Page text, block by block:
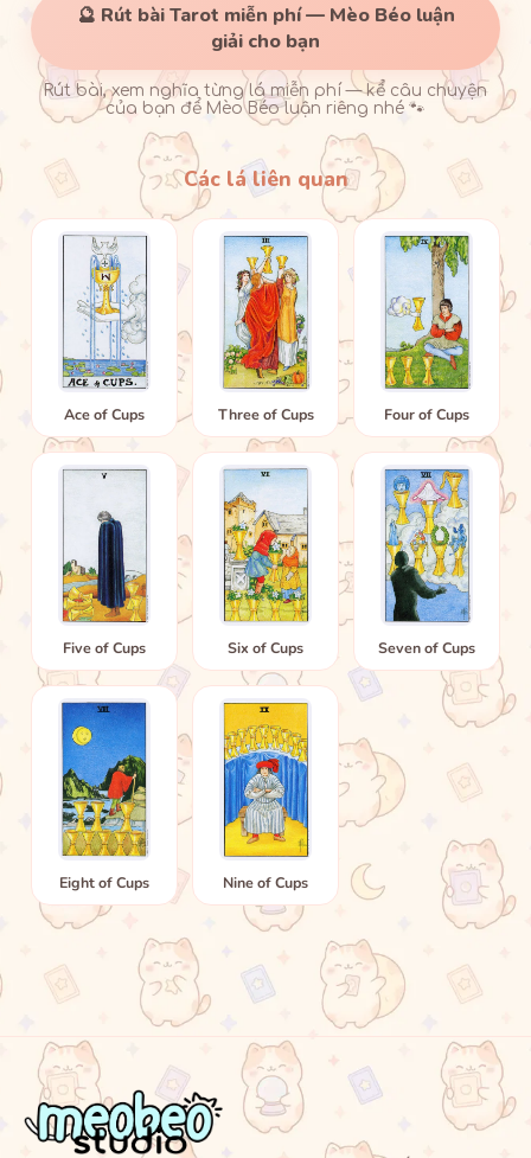
🔮 Rút bài Tarot miễn phí — Mèo Béo luận
giải cho bạn
Rút bài, xem nghĩa từng lá miễn phí — kể câu chuyện
của bạn để Mèo Béo luận riêng nhé 🐾
Các lá liên quan
Ace of Cups Three of Cups Four of Cups
Five of Cups Six of Cups Seven of Cups
Eight of Cups Nine of Cups